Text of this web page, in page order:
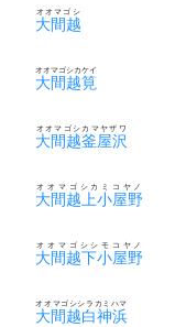
大間越
オオマゴシ
大間越筧
オオマゴシカケイ
大間越釜屋沢
オオマゴシカマヤザワ
大間越上小屋野
オオマゴシカミコヤノ
大間越下小屋野
オオマゴシシモコヤノ
大間越白神浜
オオマゴシシラカミハマ